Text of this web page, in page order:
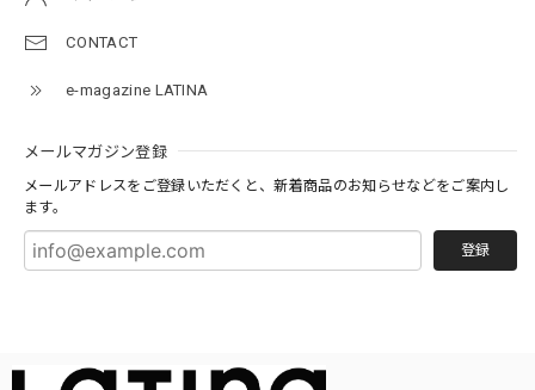
CONTACT
e-magazine LATINA
メールマガジン登録
メールアドレスをご登録いただくと、新着商品のお知らせなどをご案内し
ます。
登録